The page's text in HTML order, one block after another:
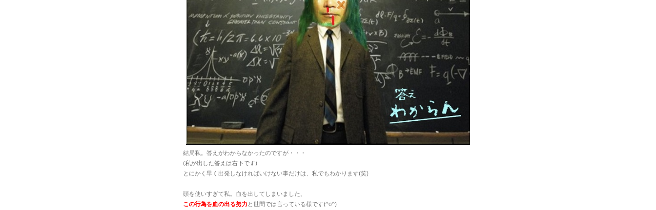
結局私。答えがわからなかったのですが・・・
(私が出した答えは右下です)
とにかく早く出発しなければいけない事だけは、私でもわかります(笑)
頭を使いすぎて私。血を出してしまいました。
この行為を血の出る努力 と世間では言っている様です(^o^)